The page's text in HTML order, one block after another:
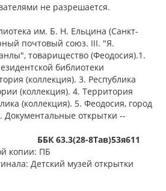
не разрешается.
им. Б. Н. Ельцина (Санкт-
почтовый союз. III. "Я.
товарищество (Феодосия).1.
библиотеки
(коллекция). 3. Республика
(коллекция). 4. Территория
(коллекция). 5. Феодосия, город
открытки --
ББК 63.3(28-8Тав)53я611
копии: ПБ
Детский музей открытки